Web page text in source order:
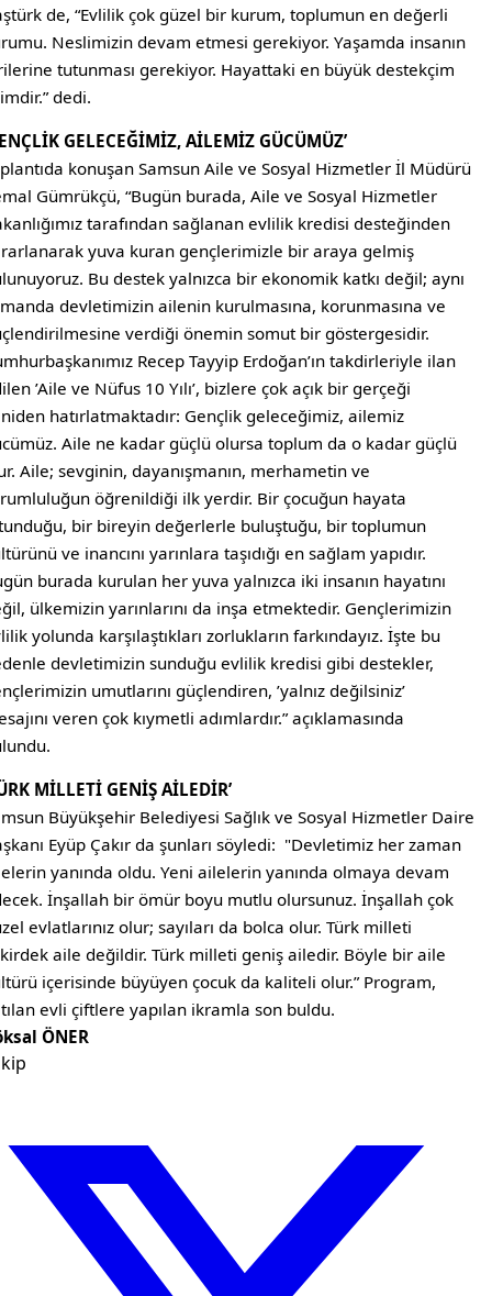
de, “Evlilik çok güzel bir kurum, toplumun en değerli
Neslimizin devam etmesi gerekiyor. Yaşamda insanın
tutunması gerekiyor. Hayattaki en büyük destekçim
dedi.
GELECEĞİMİZ, AİLEMİZ GÜCÜMÜZ’
konuşan Samsun Aile ve Sosyal Hizmetler İl Müdürü
Gümrükçü, “Bugün burada, Aile ve Sosyal Hizmetler
tarafından sağlanan evlilik kredisi desteğinden
yuva kuran gençlerimizle bir araya gelmiş
Bu destek yalnızca bir ekonomik katkı değil; aynı
devletimizin ailenin kurulmasına, korunmasına ve
verdiği önemin somut bir göstergesidir.
Recep Tayyip Erdoğan’ın takdirleriyle ilan
’Aile ve Nüfus 10 Yılı’, bizlere çok açık bir gerçeği
hatırlatmaktadır: Gençlik geleceğimiz, ailemiz
Aile ne kadar güçlü olursa toplum da o kadar güçlü
Aile; sevginin, dayanışmanın, merhametin ve
öğrenildiği ilk yerdir. Bir çocuğun hayata
bir bireyin değerlerle buluştuğu, bir toplumun
ve inancını yarınlara taşıdığı en sağlam yapıdır.
burada kurulan her yuva yalnızca iki insanın hayatını
ülkemizin yarınlarını da inşa etmektedir. Gençlerimizin
yolunda karşılaştıkları zorlukların farkındayız. İşte bu
devletimizin sunduğu evlilik kredisi gibi destekler,
umutlarını güçlendiren, ’yalnız değilsiniz’
veren çok kıymetli adımlardır.” açıklamasında
MİLLETİ GENİŞ AİLEDİR’
Büyükşehir Belediyesi Sağlık ve Sosyal Hizmetler Daire
Eyüp Çakır da şunları söyledi: "Devletimiz her zaman
yanında oldu. Yeni ailelerin yanında olmaya devam
İnşallah bir ömür boyu mutlu olursunuz. İnşallah çok
evlatlarınız olur; sayıları da bolca olur. Türk milleti
aile değildir. Türk milleti geniş ailedir. Böyle bir aile
içerisinde büyüyen çocuk da kaliteli olur.” Program,
evli çiftlere yapılan ikramla son buldu.
ÖNER